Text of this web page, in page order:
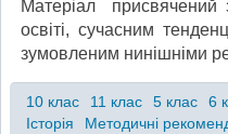
Матеріал присвячений
освіті, сучасним
зумовленим нинішніми
10 клас 11 клас 5 клас 6
Історія
Методичні